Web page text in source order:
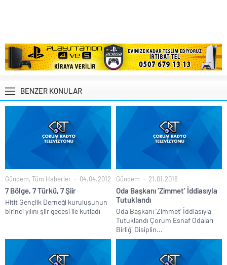
BENZER KONULAR
Gündem, Tüm Haberler 04.04.2012
7 Bölge, 7 Türkü, 7 Şiir
Hitit Gençlik Derneği kuruluşunun
birinci yılını şiir gecesi ile kutladı
Gündem 21.01.2016
Oda Başkanı ‘Zimmet’ İddiasıyla
Tutuklandı
Oda Başkanı ‘Zimmet’ İddiasıyla
Tutuklandı Çorum Esnaf Odaları
Birliği Disiplin...